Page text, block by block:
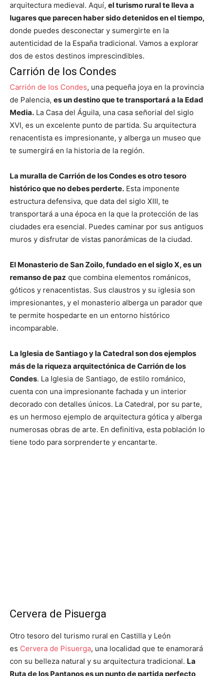
arquitectura medieval. Aquí, el turismo rural te lleva a
lugares que parecen haber sido detenidos en el tiempo,
donde puedes desconectar y sumergirte en la
autenticidad de la España tradicional. Vamos a explorar
dos de estos destinos imprescindibles.
Carrión de los Condes
Carrión de los Condes, una pequeña joya en la provincia
de Palencia, es un destino que te transportará a la Edad
Media. La Casa del Águila, una casa señorial del siglo
XVI, es un excelente punto de partida. Su arquitectura
renacentista es impresionante, y alberga un museo que
te sumergirá en la historia de la región.
La muralla de Carrión de los Condes es otro tesoro
histórico que no debes perderte. Esta imponente
estructura defensiva, que data del siglo XIII, te
transportará a una época en la que la protección de las
ciudades era esencial. Puedes caminar por sus antiguos
muros y disfrutar de vistas panorámicas de la ciudad.
El Monasterio de San Zoilo, fundado en el siglo X, es un
remanso de paz que combina elementos románicos,
góticos y renacentistas. Sus claustros y su iglesia son
impresionantes, y el monasterio alberga un parador que
te permite hospedarte en un entorno histórico
incomparable.
La Iglesia de Santiago y la Catedral son dos ejemplos
más de la riqueza arquitectónica de Carrión de los
Condes. La Iglesia de Santiago, de estilo románico,
cuenta con una impresionante fachada y un interior
decorado con detalles únicos. La Catedral, por su parte,
es un hermoso ejemplo de arquitectura gótica y alberga
numerosas obras de arte. En definitiva, esta población lo
tiene todo para sorprenderte y encantarte.
Cervera de Pisuerga
Otro tesoro del turismo rural en Castilla y León
es Cervera de Pisuerga, una localidad que te enamorará
con su belleza natural y su arquitectura tradicional. La
Ruta de los Pantanos es un punto de partida perfecto